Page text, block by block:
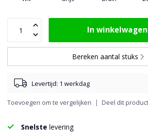
In winkelwagen
Bereken aantal stuks
Levertijd: 1 werkdag
Toevoegen om te vergelijken Deel dit product
Snelste levering